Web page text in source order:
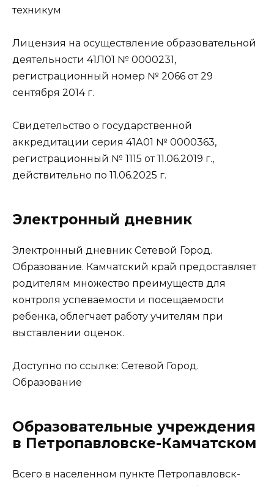
техникум
Лицензия на осуществление образовательной
деятельности 41Л01 № 0000231,
регистрационный номер № 2066 от 29
сентября 2014 г.
Свидетельство о государственной
аккредитации серия 41А01 № 0000363,
регистрационный № 1115 от 11.06.2019 г.,
действительно по 11.06.2025 г.
Электронный дневник
Электронный дневник Сетевой Город.
Образование. Камчатский край предоставляет
родителям множество преимуществ для
контроля успеваемости и посещаемости
ребенка, облегчает работу учителям при
выставлении оценок.
Доступно по ссылке: Сетевой Город.
Образование
Образовательные учреждения
в Петропавловске-Камчатском
Всего в населенном пункте Петропавловск-